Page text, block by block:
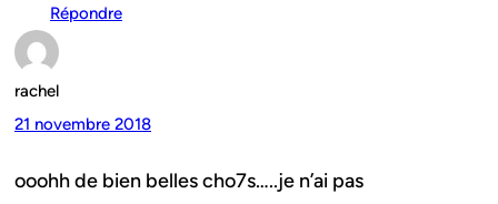
Répondre
rachel
21 novembre 2018
ooohh de bien belles cho7s…..je n’ai pas